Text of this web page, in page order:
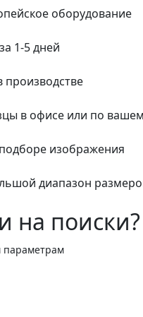
оборудование
1-5 дней
в офисе или по
изображения
диапазон
на поиски?